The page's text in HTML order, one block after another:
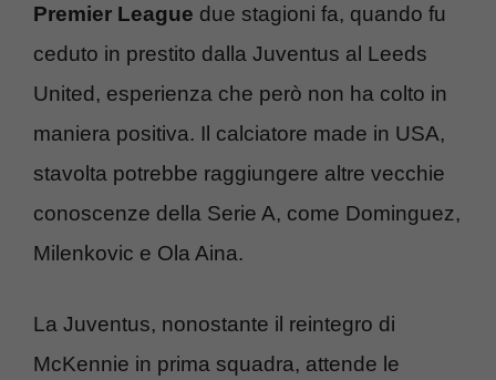
Premier League due stagioni fa, quando fu
ceduto in prestito dalla Juventus al Leeds
United, esperienza che però non ha colto in
maniera positiva. Il calciatore made in USA,
stavolta potrebbe raggiungere altre vecchie
conoscenze della Serie A, come Dominguez,
Milenkovic e Ola Aina.
La Juventus, nonostante il reintegro di
McKennie in prima squadra, attende le